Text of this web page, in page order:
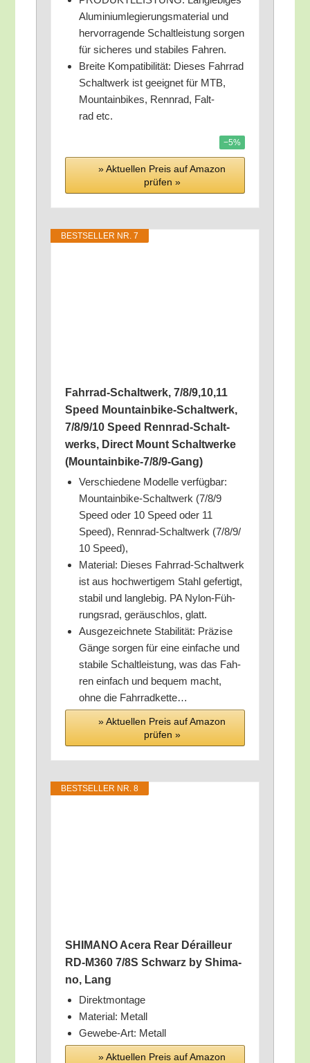
Alu­mi­ni­um­le­gie­rungs­ma­te­ri­al und
her­vor­ra­gen­de Schalt­leis­tung sor­gen
für siche­res und sta­bi­les Fahren.
Brei­te Kom­pa­ti­bi­li­tät: Die­ses Fahr­rad
Schalt­werk ist geeig­net für MTB,
Moun­tain­bikes, Renn­rad, Falt­
rad etc.
−5%
» Aktu­el­len Preis auf Ama­zon
prü­fen »
BEST­SEL­LER NR. 7
Fahr­rad-Schalt­werk, 7/8/9,10,11
Speed Moun­tain­bike-Schalt­werk,
7/​8/​9/​10 Speed Renn­rad-Schalt­
werks, Direct Mount Schalt­wer­ke
(Mountainbike‑7/​8/​9‑Gang)
Ver­schie­de­ne Model­le ver­füg­bar:
Moun­tain­bike-Schalt­werk (7/​8/​9
Speed oder 10 Speed oder 11
Speed), Renn­rad-Schalt­werk (7/​8/​9/​
10 Speed),
Mate­ri­al: Die­ses Fahr­rad-Schalt­werk
ist aus hoch­wer­ti­gem Stahl gefer­tigt,
sta­bil und lang­le­big. PA Nylon-Füh­
rungs­rad, geräusch­los, glatt.
Aus­ge­zeich­ne­te Sta­bi­li­tät: Prä­zi­se
Gän­ge sor­gen für eine ein­fa­che und
sta­bi­le Schalt­leis­tung, was das Fah­
ren ein­fach und bequem macht,
ohne die Fahrradkette…
» Aktu­el­len Preis auf Ama­zon
prü­fen »
BEST­SEL­LER NR. 8
SHIMANO Acera Rear Dérailleur
RD-M360 7/​8S Schwarz by Shi­ma­
no, Lang
Direkt­mon­ta­ge
Mate­ri­al: Metall
Gewe­be-Art: Metall
» Aktu­el­len Preis auf Ama­zon